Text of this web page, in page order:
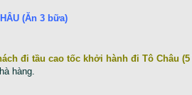
(Ăn 3 bữa)
đi tầu cao tốc khởi hành đi Tô Châu (5
hàng.